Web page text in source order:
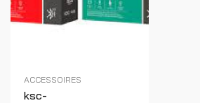
ACCESSOIRES
ksc-